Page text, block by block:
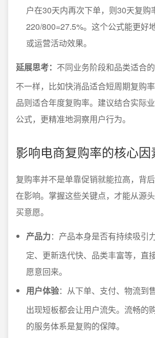
户在30天内再次下单，则30天复购
220/800=27.5%。这个公式能更好
或运营活动效果。
延展思考： 不同业务阶段和品类适合
不一样，比如快消品适合短周期复购
品则适合年度复购率。建议结合实际
公式，更精准地洞察用户行为。
影响电商复购率的核心因
复购率并不是单靠促销就能拉高，背
在影响。掌握这些关键点，才能从源
买意愿。
产品力：产品本身是否有持续吸引
定、更新迭代快、品类丰富等，直
愿意回来。
用户体验：从下单、支付、物流到
出现短板都会让用户流失。流畅的
的服务体系是复购的保障。